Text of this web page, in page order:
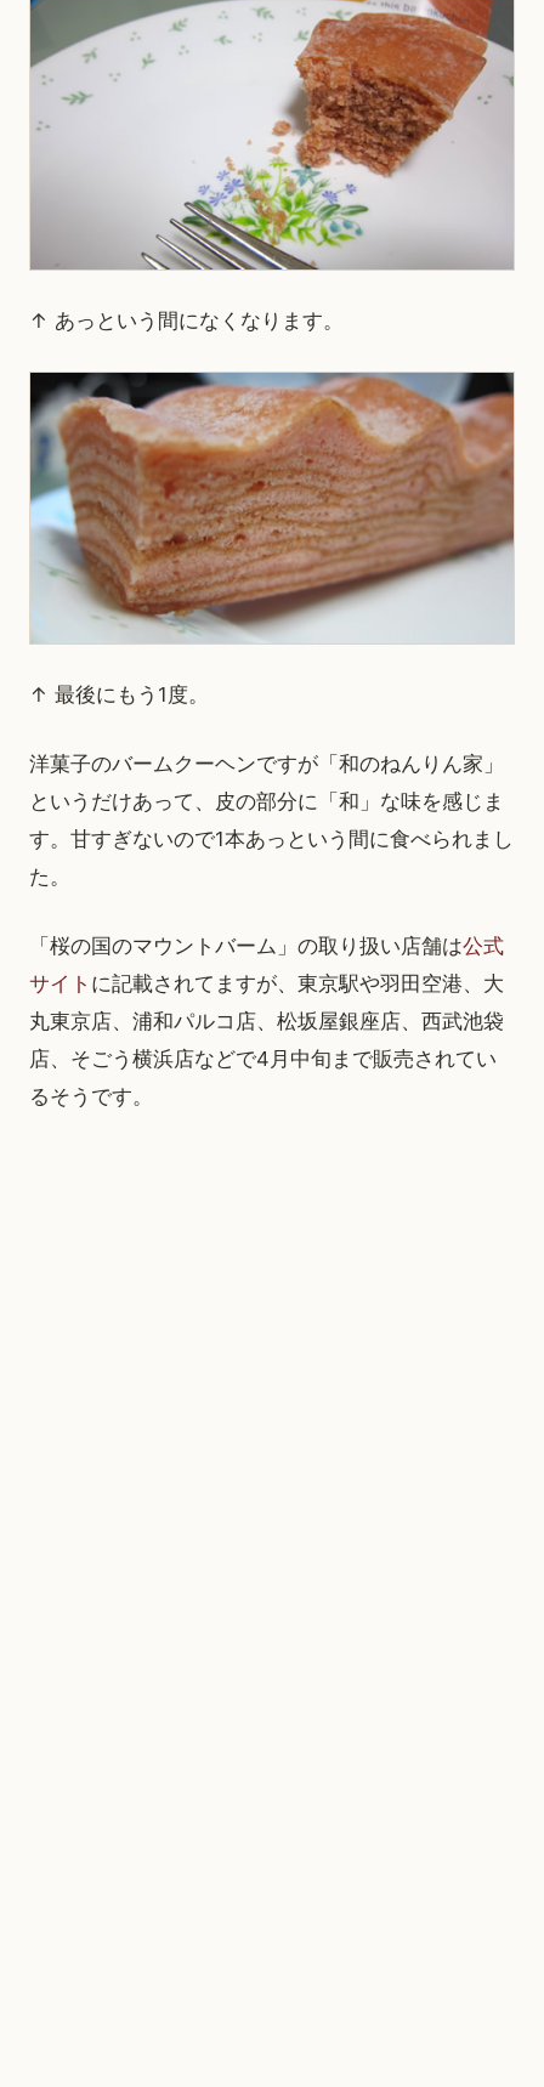
↑ あっという間になくなります。
↑ 最後にもう1度。
洋菓子のバームクーヘンですが「和のねんりん家」
というだけあって、皮の部分に「和」な味を感じま
す。甘すぎないので1本あっという間に食べられまし
た。
「桜の国のマウントバーム」の取り扱い店舗は公式
サイト に記載されてますが、東京駅や羽田空港、大
丸東京店、浦和パルコ店、松坂屋銀座店、西武池袋
店、そごう横浜店などで4月中旬まで販売されてい
るそうです。